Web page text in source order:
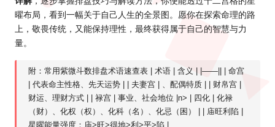
曜布局，看到一幅关于自己人生的全景图。愿你在探索命理的路
上，敬畏传统，又能保持理性，最终获得属于自己的智慧与力
量。
附：常用紫微斗数排盘术语速查表 | 术语 | 含义 | |——|| | 命宫
| 代表命主性格、先天运势 | | 夫妻宫 | 、配偶特质 | | 财帛宫 |
财运、理财方式 | | 禄宫 | 事业、社会地位 |n> | 四化 | 化禄
（财）、化权（权）、化科（名）、化忌（困） | | 庙旺利陷 |
星曜能量强度：庙>旺>得地>利>平>陷 |